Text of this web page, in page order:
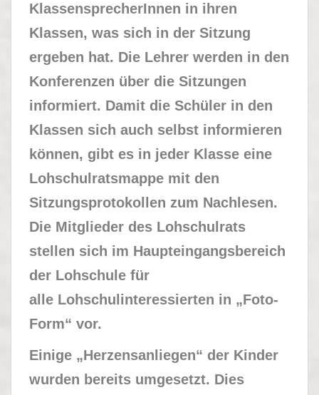
KlassensprecherInnen in ihren
Klassen, was sich in der Sitzung
ergeben hat. Die Lehrer werden in den
Konferenzen über die Sitzungen
informiert. Damit die Schüler in den
Klassen sich auch selbst informieren
können, gibt es in jeder Klasse eine
Lohschulratsmappe mit den
Sitzungsprotokollen zum Nachlesen.
Die Mitglieder des Lohschulrats
stellen sich im Haupteingangsbereich
der Lohschule für
alle Lohschulinteressierten in „Foto-
Form“ vor.
Einige „Herzensanliegen“ der Kinder
wurden bereits umgesetzt. Dies